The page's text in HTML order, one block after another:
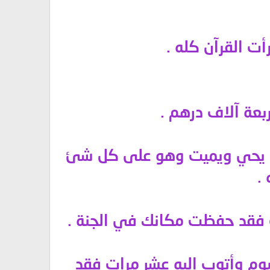
القرآن كله .
.
وهو على كل شئ
.
فقد حفظت مكانك في الجنة .
وأتوب إليه عشر مرات فقد